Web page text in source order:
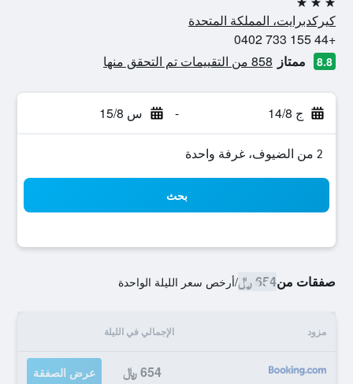
3 نجوم
كيركدبرايت، المملكة المتحدة
+44 155 733 0402
8.8 ممتاز 858 من التقييمات تم التحقق منها
ج 14/8 - س 15/8
2 من الضيوف، غرفة واحدة
بحث
صفقات من654 ﷼ /أرخص سعر الليلة الواحدة
مزود الإجمالي في الليلة
654 ﷼ عرض الصفقة